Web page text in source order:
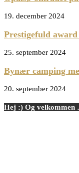
19. december 2024
Prestigefuld
25. september 2024
Bynær camping
20. september 2024
Hej :) Og velkommen